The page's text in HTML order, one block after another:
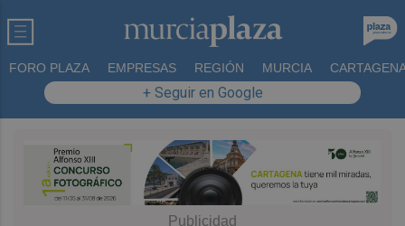
FORO PLAZA EMPRESAS REGIÓN MURCIA
+ Seguir en Google